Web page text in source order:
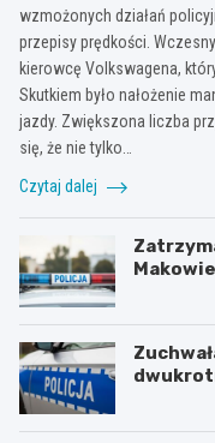
wzmożonych działań
przepisy prędkości.
kierowcę Volkswagena,
Skutkiem było nałożenie
jazdy. Zwiększona liczba
się, że nie tylko…
Czytaj dalej